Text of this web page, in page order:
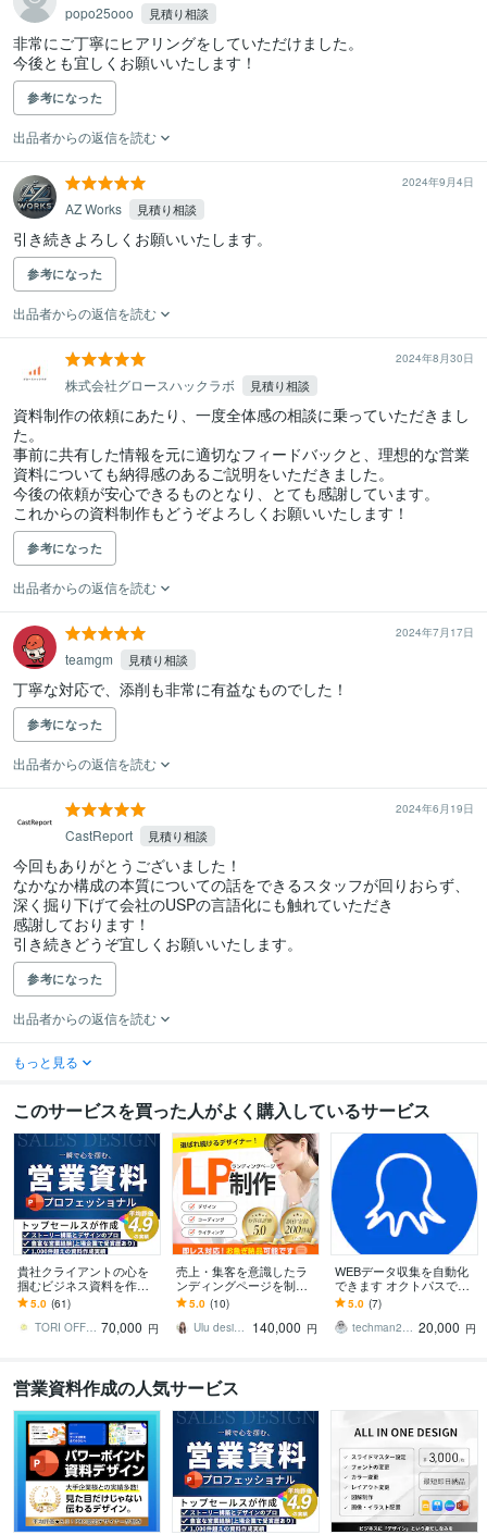
popo25ooo 見積り相談
非常にご丁寧にヒアリングをしていただけました。
今後とも宜しくお願いいたします！
参考になった
出品者からの返信を読む
2024年9月4日
AZ Works 見積り相談
引き続きよろしくお願いいたします。
参考になった
出品者からの返信を読む
2024年8月30日
株式会社グロースハックラボ 見積り相談
資料制作の依頼にあたり、一度全体感の相談に乗っていただきまし
た。
事前に共有した情報を元に適切なフィードバックと、理想的な営業
資料についても納得感のあるご説明をいただきました。
今後の依頼が安心できるものとなり、とても感謝しています。
これからの資料制作もどうぞよろしくお願いいたします！
参考になった
出品者からの返信を読む
2024年7月17日
teamgm 見積り相談
丁寧な対応で、添削も非常に有益なものでした！
参考になった
出品者からの返信を読む
2024年6月19日
CastReport 見積り相談
今回もありがとうございました！
なかなか構成の本質についての話をできるスタッフが回りおらず、
深く掘り下げて会社のUSPの言語化にも触れていただき
感謝しております！
引き続きどうぞ宜しくお願いいたします。
参考になった
出品者からの返信を読む
もっと見る
このサービスを買った人がよく購入しているサービス
貴社クライアントの心を
掴むビジネス資料を作成
します 営業資料・報告
書・ピッチ・投資家向
け・ホワイトペーパー等
5.0 (61)
TORI OFFICE 70,000 円
売上・集客を意識したラ
ンディングページを制作
します リーズナブルで高
品質LP！女性デザイナー
による繊細なデザイン
5.0 (10)
Ulu design｜ウェブデザイナー
140,000 円
WEBデータ収集を自動化
できます オクトパスで簡
単スクレイピング！
5.0 (7)
techman2021 20,000 円
営業資料作成の人気サービス